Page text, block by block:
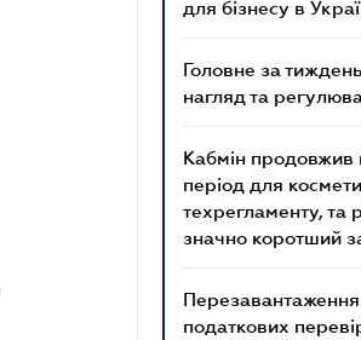
для бізнесу в
Головне за
нагляд та
Кабмін продовжив
період для
техрегламенту, та
значно коротший
Перезавантаження
податкових